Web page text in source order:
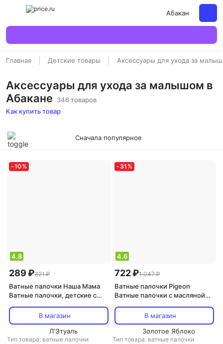
Абакан
Главная Детские товары Аксессуары для ухода за
Аксессуары для ухода за малышом в
Абакане
346 товаров
Как купить товар
Сначала популярное
-10%
4.8
289 ₽321 ₽
Ватные палочки Наша Мама
Ватные палочки, детские с
В магазин
Л'Этуаль
Тип товара: ватные палочки
- 31 %
4.6
722 ₽1 047 ₽
Ватные палочки Pigeon
Ватные палочки с масляной
упаковке, 50шт 15118
В магазин
Золотое Яблоко
Тип товара: ватные палочки